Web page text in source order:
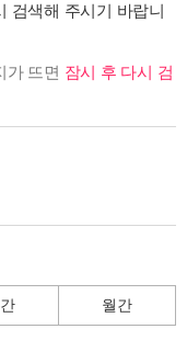
검색해 주시기 바랍니
가 뜨면 잠시 후 다시 검
월간